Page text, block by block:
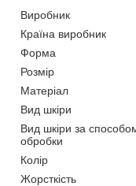
Виробник
Країна виробник
Форма
Розмір
Матеріал
Вид шкіри
Вид шкіри за
обробки
Колір
Жорсткість